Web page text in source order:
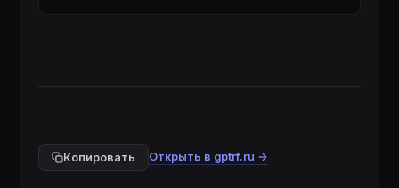
Копировать Открыть в gptrf.ru →